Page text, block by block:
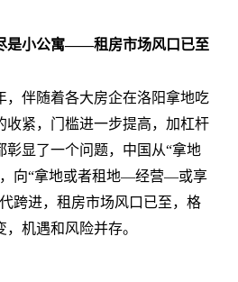
是小公寓——租房市场风口已至
，伴随着各大房企在洛阳拿地吃
收紧，门槛进一步提高，加杠杆
彰显了一个问题，中国从“拿地
向“拿地或者租地—经营—或享
跨进，租房市场风口已至，格
机遇和风险并存。